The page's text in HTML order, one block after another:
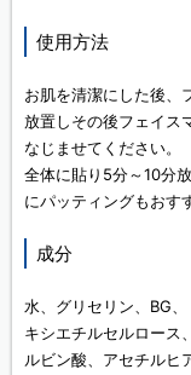
使用方法
お肌を清潔にした後、
放置しその後フェイス
なじませてください。
全体に貼り5分～10分
にパッティングもおす
成分
水、グリセリン、BG
キシエチルセルロース
ルビン酸、アセチルヒ